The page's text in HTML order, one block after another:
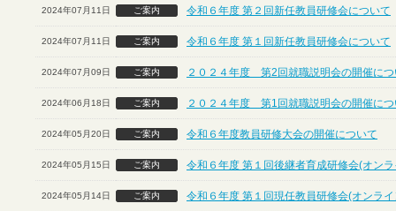
2024年07月11日 ご案内 令和６年度 第２回新任教員研修会について
2024年07月11日 ご案内 令和６年度 第１回新任教員研修会について
2024年07月09日 ご案内 ２０２４年度 第2回就職説明会の開催につ
2024年06月18日 ご案内 ２０２４年度 第1回就職説明会の開催につ
2024年05月20日 ご案内 令和６年度教員研修大会の開催について
2024年05月15日 ご案内 令和６年度 第１回後継者育成研修会(オン
2024年05月14日 ご案内 令和６年度 第１回現任教員研修会(オンラ